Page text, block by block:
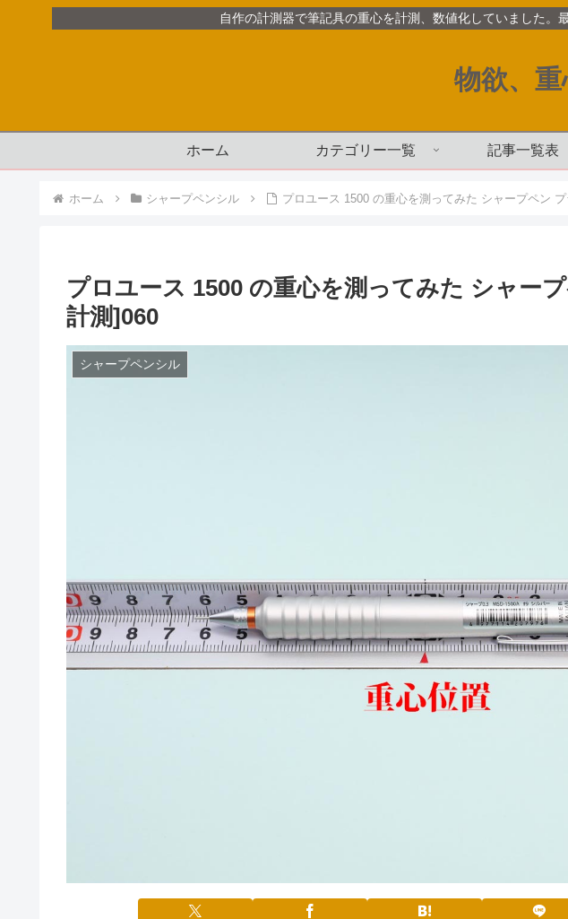
自作の計測器で筆記具の重心を計測、数値化していました。
物欲、
ホーム カテゴリー一覧 記事一覧表
ホーム シャープペンシル プロユース 1500 の重心を測ってみた シャープペン
プロユース 1500 の重心を測ってみた シャー
計測]060
シャープペンシル